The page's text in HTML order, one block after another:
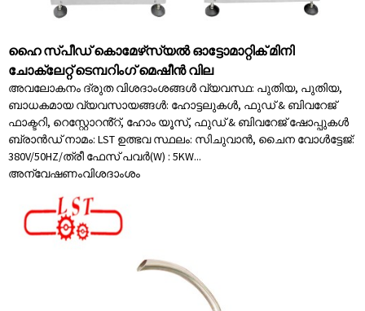
ഹൈ സ്പീഡ് കൊമേഴ്‌സ്യൽ ഓട്ടോമാറ്റിക് മിനി
ചോക്ലേറ്റ് ടെമ്പറിംഗ് മെഷീൻ വില
അവലോകനം ദ്രുത വിശദാംശങ്ങൾ വ്യവസ്ഥ: പുതിയ, പുതിയ,
ബാധകമായ വ്യവസായങ്ങൾ: ഹോട്ടലുകൾ, ഫുഡ് & ബിവറേജ്
ഫാക്ടറി, റെസ്റ്റോറൻ്റ്, ഹോം യൂസ്, ഫുഡ് & ബിവറേജ് ഷോപ്പുകൾ
ബ്രാൻഡ് നാമം: LST ഉത്ഭവ സ്ഥലം: സിചുവാൻ, ചൈന വോൾട്ടേജ്:
380V/50HZ/ത്രീ ഫേസ് പവർ(W) : 5KW...
അന്വേഷണംവിശദാംശം